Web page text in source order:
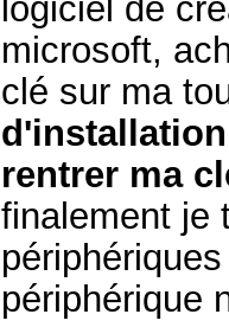
logiciel de
microsoft,
clé sur ma
rentrer ma
finalement je
périphérique